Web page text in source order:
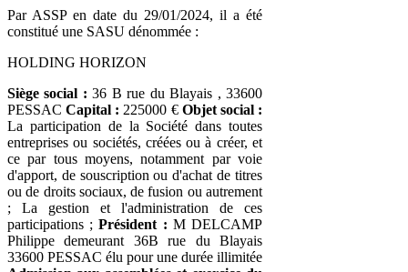
Par ASSP en date du 29/01/2024, il a été
constitué une SASU dénommée :
HOLDING HORIZON
Siège social : 36 B rue du Blayais , 33600
PESSACCapital : 225000 € Objet social :
La participation de la Société dans toutes
entreprises ou sociétés, créées ou à créer, et
ce par tous moyens, notamment par voie
d'apport, de souscription ou d'achat de titres
ou de droits sociaux, de fusion ou autrement
; La gestion et l'administration de ces
participations ;Président : M DELCAMP
Philippe demeurant 36B rue du Blayais
33600 PESSAC élu pour une durée illimitée